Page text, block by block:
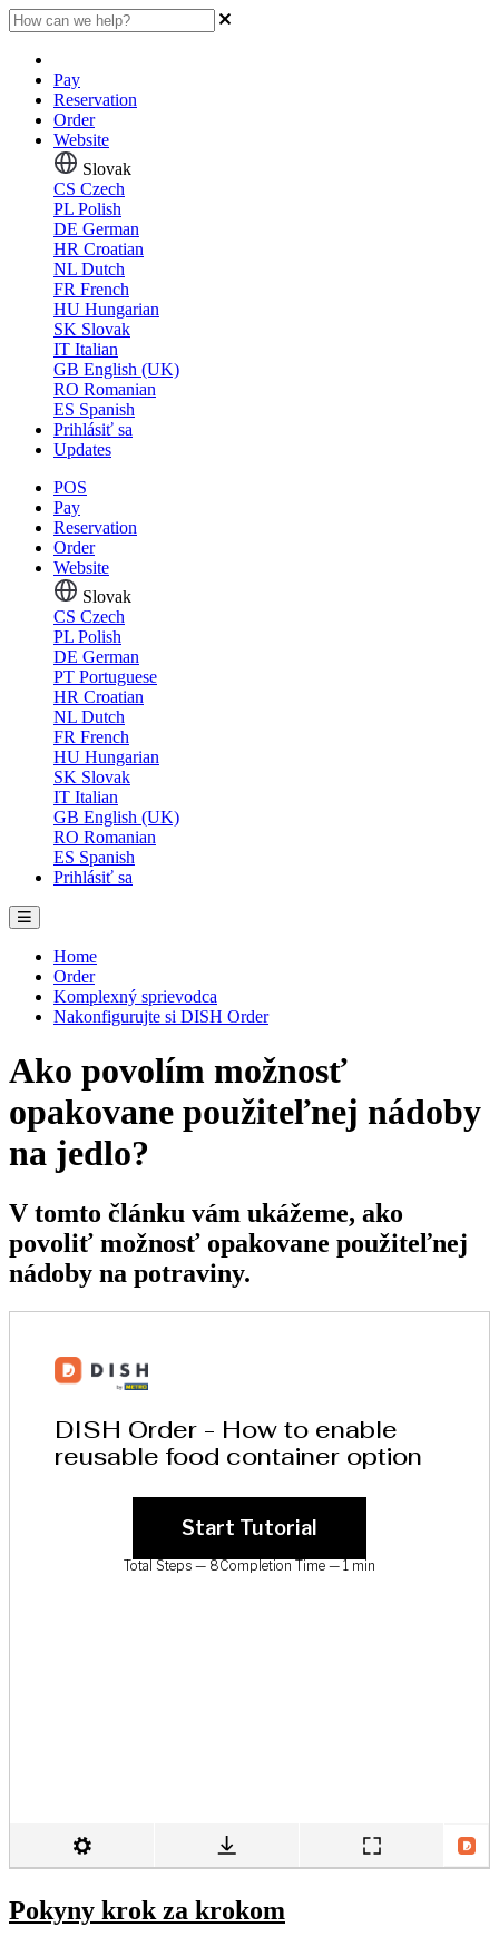
Pay
Reservation
Order
Website
Slovak
CS Czech
PL Polish
DE German
HR Croatian
NL Dutch
FR French
HU Hungarian
SK Slovak
IT Italian
GB English (UK)
RO Romanian
ES Spanish
Prihlásiť sa
Updates
POS
Pay
Reservation
Order
Website
Slovak
CS Czech
PL Polish
DE German
PT Portuguese
HR Croatian
NL Dutch
FR French
HU Hungarian
SK Slovak
IT Italian
GB English (UK)
RO Romanian
ES Spanish
Prihlásiť sa
Home
Order
Komplexný sprievodca
Nakonfigurujte si DISH Order
Ako povolím možnosť
opakovane použiteľnej nádoby
na jedlo?
V tomto článku vám ukážeme, ako
povoliť možnosť opakovane použiteľnej
nádoby na potraviny.
Pokyny krok za krokom